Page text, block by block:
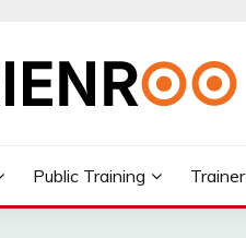
Public Training Trainer